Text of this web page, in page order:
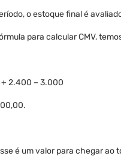
o estoque final é
para calcular CMV,
2.400 – 3.000
é um valor para chegar ao